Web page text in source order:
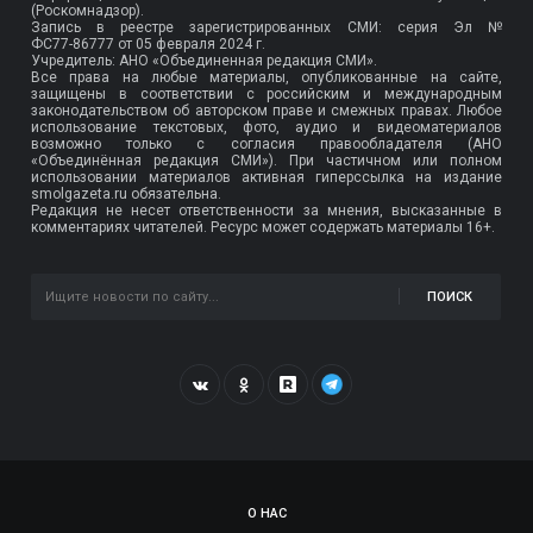
(Роскомнадзор).
Запись в реестре зарегистрированных СМИ: серия Эл №
ФС77-86777 от 05 февраля 2024 г.
Учредитель: АНО «Объединенная редакция СМИ».
Все права на любые материалы, опубликованные на сайте,
защищены в соответствии с российским и международным
законодательством об авторском праве и смежных правах. Любое
использование текстовых, фото, аудио и видеоматериалов
возможно только с согласия правообладателя (АНО
«Объединённая редакция СМИ»). При частичном или полном
использовании материалов активная гиперссылка на издание
smolgazeta.ru обязательна.
Редакция не несет ответственности за мнения, высказанные в
комментариях читателей. Ресурс может содержать материалы 16+.
ПОИСК
О НАС